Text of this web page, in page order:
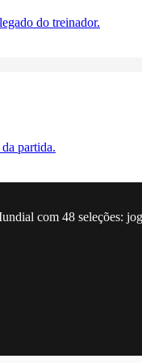
do treinador.
partida.
com 48 seleções: